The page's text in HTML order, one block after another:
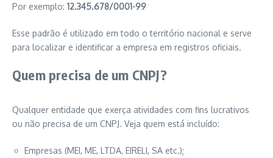
Por exemplo: 12.345.678/0001-99
Esse padrão é utilizado em todo o território nacional e serve
para localizar e identificar a empresa em registros oficiais.
Quem precisa de um CNPJ?
Qualquer entidade que exerça atividades com fins lucrativos
ou não precisa de um CNPJ. Veja quem está incluído:
Empresas (MEI, ME, LTDA, EIRELI, SA etc.);